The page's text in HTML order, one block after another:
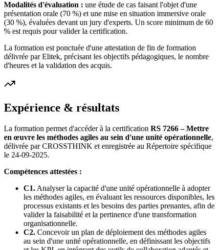
Modalités d'évaluation : une étude de cas faisant l'objet d'une
présentation orale (70 %) et une mise en situation immersive orale
(30 %), évaluées devant un jury d'experts. Un score minimum de 60
% est requis pour valider la certification.
La formation est ponctuée d'une attestation de fin de formation
délivrée par Elitek, précisant les objectifs pédagogiques, le nombre
d'heures et la validation des acquis.
Expérience & résultats
La formation permet d'accéder à la certification RS 7266 – Mettre
en œuvre les méthodes agiles au sein d'une unité opérationnelle,
délivrée par CROSSTHINK et enregistrée au Répertoire spécifique
le 24-09-2025.
Compétences attestées :
C1. Analyser la capacité d'une unité opérationnelle à adopter
les méthodes agiles, en évaluant les ressources disponibles, les
processus existants et les besoins des parties prenantes, afin de
valider la faisabilité et la pertinence d'une transformation
organisationnelle.
C2. Concevoir un plan de déploiement des méthodes agiles
au sein d'une unité opérationnelle, en définissant les objectifs